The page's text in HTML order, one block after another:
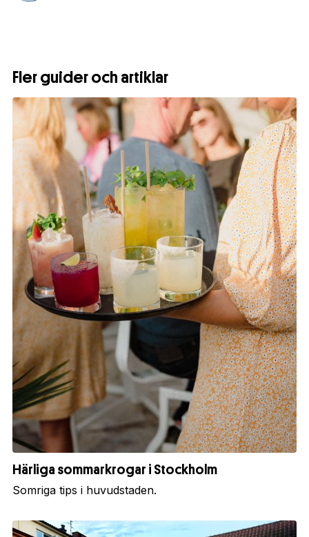
Fler guider och artiklar
Härliga sommarkrogar i Stockholm
Somriga tips i huvudstaden.